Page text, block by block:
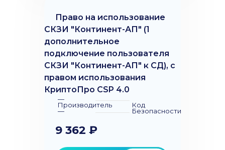
Право на использование
СКЗИ "Континент-АП" (1
дополнительное
подключение пользователя
СКЗИ "Континент-АП" к СД), с
правом использования
КриптоПро CSP 4.0
—
Производитель
—
Код
Безопасности
9 362 ₽